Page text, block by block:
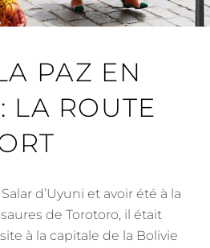
PAZ EN
LA ROUTE
d’Uyuni et avoir été à la
de Torotoro, il était
à la capitale de la Bolivie